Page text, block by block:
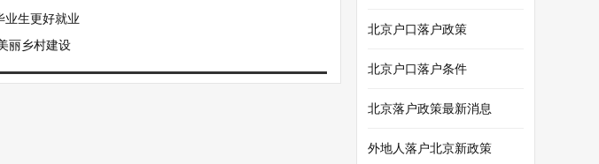
业生更好就业
丽乡村建设
北京户口落户政策
北京户口落户条件
北京落户政策最新消息
外地人落户北京新政策